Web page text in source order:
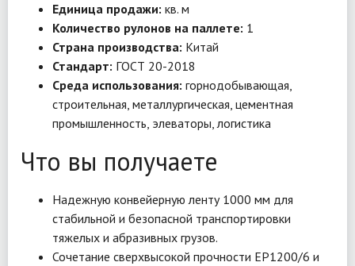
Единица продажи: кв. м
Количество рулонов на паллете: 1
Страна производства: Китай
Стандарт: ГОСТ 20-2018
Среда использования: горнодобывающая,
строительная, металлургическая, цементная
промышленность, элеваторы, логистика
Что вы получаете
Надежную конвейерную ленту 1000 мм для
стабильной и безопасной транспортировки
тяжелых и абразивных грузов.
Сочетание сверхвысокой прочности EP1200/6 и